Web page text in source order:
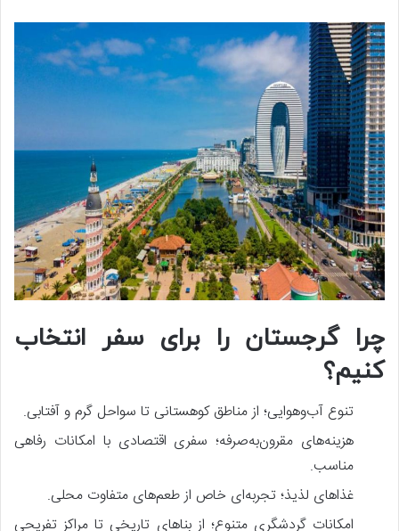
چرا گرجستان را برای سفر انتخاب
کنیم؟
تنوع آب‌وهوایی؛ از مناطق کوهستانی تا سواحل گرم و آفتابی.
هزینه‌های مقرون‌به‌صرفه؛ سفری اقتصادی با امکانات رفاهی
مناسب.
غذاهای لذیذ؛ تجربه‌ای خاص از طعم‌های متفاوت محلی.
امکانات گردشگری متنوع؛ از بناهای تاریخی تا مراکز تفریحی